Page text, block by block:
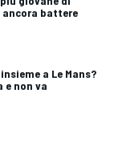
ancora battere
a Le Mans?
e non va